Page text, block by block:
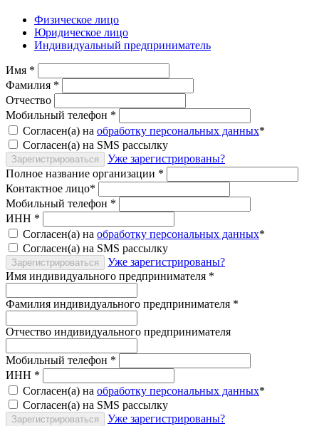
Физическое лицо
Юридическое лицо
Индивидуальный предприниматель
Имя *
Фамилия *
Отчество
Мобильный телефон *
Согласен(а) на обработку персональных данных*
Согласен(а) на SMS рассылку
Зарегистрироваться
Уже зарегистрированы?
Полное название организации *
Контактное лицо*
Мобильный телефон *
ИНН *
Согласен(а) на обработку персональных данных*
Согласен(а) на SMS рассылку
Зарегистрироваться
Уже зарегистрированы?
Имя индивидуального предпринимателя *
Фамилия индивидуального предпринимателя *
Отчество индивидуального предпринимателя
Мобильный телефон *
ИНН *
Согласен(а) на обработку персональных данных*
Согласен(а) на SMS рассылку
Зарегистрироваться Уже зарегистрированы?